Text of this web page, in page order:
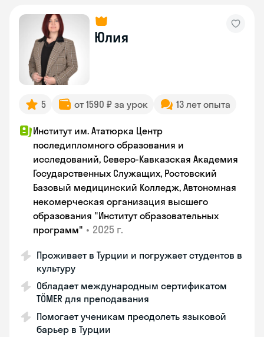
Юлия
5 от 1590 ₽ за урок 13 лет опыта
Институт им. Ататюрка Центр
последипломного образования и
исследований, Северо-Кавказская Академия
Государственных Служащих, Ростовский
Базовый медицинский Колледж, Автономная
некомерческая организация высшего
образования "Институт образовательных
программ" • 2025 г.
Проживает в Турции и погружает студентов в
культуру
Обладает международным сертификатом
TÖMER для преподавания
Помогает ученикам преодолеть языковой
барьер в Турции